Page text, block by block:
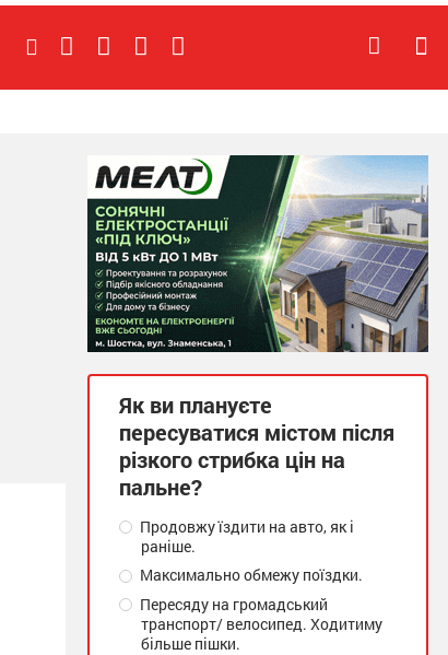
Як ви плануєте
пересуватися містом після
різкого стрибка цін на
пальне?
Продовжу їздити на авто, як і
раніше.
Максимально обмежу поїздки.
Пересяду на громадський
транспорт/ велосипед. Ходитиму
більше пішки.